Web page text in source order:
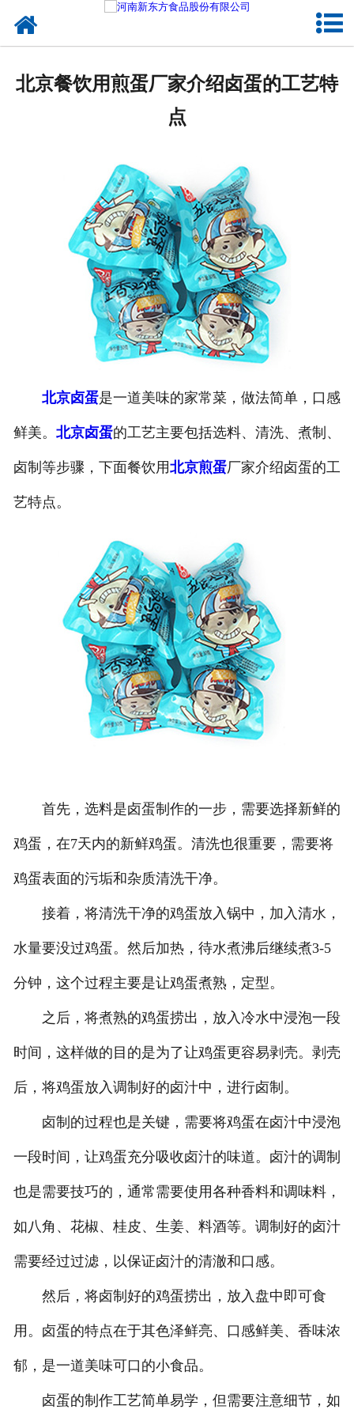
关于新东方
加入新东方
联系我们
北京餐饮用煎蛋厂家介绍卤蛋的工艺特
点
北京卤蛋是一道美味的家常菜，做法简单，口感
鲜美。 北京卤蛋的工艺主要包括选料、清洗、煮制、
卤制等步骤，下面餐饮用北京煎蛋厂家介绍卤蛋的工
艺特点。
首先，选料是卤蛋制作的一步，需要选择新鲜的
鸡蛋，在7天内的新鲜鸡蛋。清洗也很重要，需要将
鸡蛋表面的污垢和杂质清洗干净。
接着，将清洗干净的鸡蛋放入锅中，加入清水，
水量要没过鸡蛋。然后加热，待水煮沸后继续煮3-5
分钟，这个过程主要是让鸡蛋煮熟，定型。
之后，将煮熟的鸡蛋捞出，放入冷水中浸泡一段
时间，这样做的目的是为了让鸡蛋更容易剥壳。剥壳
后，将鸡蛋放入调制好的卤汁中，进行卤制。
卤制的过程也是关键，需要将鸡蛋在卤汁中浸泡
一段时间，让鸡蛋充分吸收卤汁的味道。卤汁的调制
也是需要技巧的，通常需要使用各种香料和调味料，
如八角、花椒、桂皮、生姜、料酒等。调制好的卤汁
需要经过过滤，以保证卤汁的清澈和口感。
然后，将卤制好的鸡蛋捞出，放入盘中即可食
用。卤蛋的特点在于其色泽鲜亮、口感鲜美、香味浓
郁，是一道美味可口的小食品。
卤蛋的制作工艺简单易学，但需要注意细节，如